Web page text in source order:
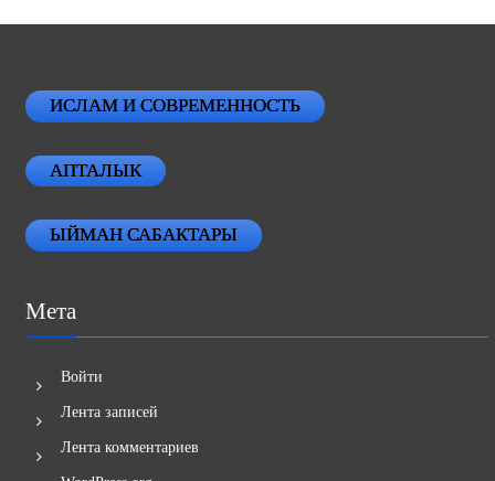
ИСЛАМ И СОВРЕМЕННОСТЬ
АПТАЛЫК
ЫЙМАН САБАКТАРЫ
Мета
Войти
Лента записей
Лента комментариев